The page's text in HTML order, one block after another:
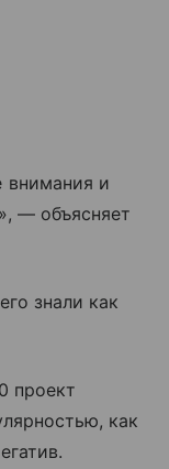
внимания и
— объясняет
знали как
проект
как